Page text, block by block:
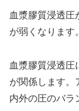
血漿膠質浸透
が弱くなります。
血漿膠質浸透
が関係します。
内外の圧のバラ